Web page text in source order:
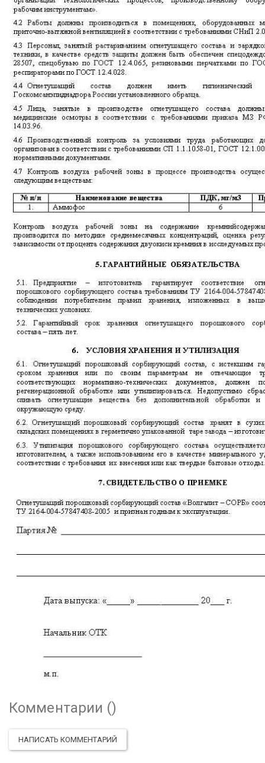
Комментарии ()
НАПИСАТЬ КОММЕНТАРИЙ